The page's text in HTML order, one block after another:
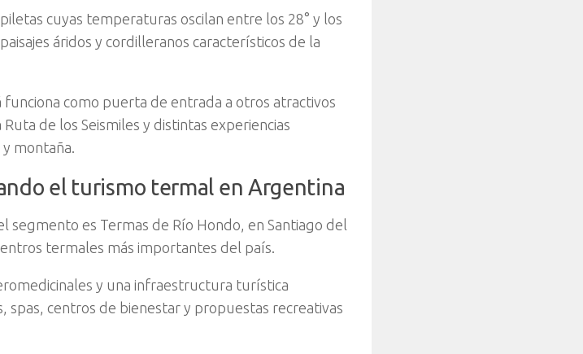
cuyas temperaturas oscilan entre los 28° y los
áridos y cordilleranos característicos de la
como puerta de entrada a otros atractivos
de los Seismiles y distintas experiencias
montaña.
el turismo termal en Argentina
segmento es Termas de Río Hondo, en Santiago del
termales más importantes del país.
y una infraestructura turística
spas, centros de bienestar y propuestas recreativas